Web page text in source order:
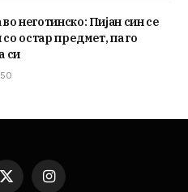
неготинско: Пијан син се
остар предмет, па го
си
X
Instagram